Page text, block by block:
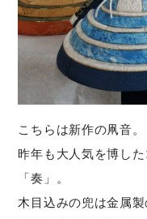
こちらは新作の凧音。
昨年も大人気を博し
「奏」。
木目込みの兜は金属